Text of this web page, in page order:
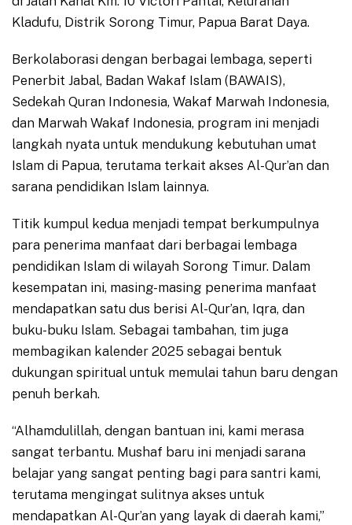
Kladufu, Distrik Sorong Timur, Papua Barat Daya.
Berkolaborasi dengan berbagai lembaga, seperti
Penerbit Jabal, Badan Wakaf Islam (BAWAIS),
Sedekah Quran Indonesia, Wakaf Marwah Indonesia,
dan Marwah Wakaf Indonesia, program ini menjadi
langkah nyata untuk mendukung kebutuhan umat
Islam di Papua, terutama terkait akses Al-Qur’an dan
sarana pendidikan Islam lainnya.
Titik kumpul kedua menjadi tempat berkumpulnya
para penerima manfaat dari berbagai lembaga
pendidikan Islam di wilayah Sorong Timur. Dalam
kesempatan ini, masing-masing penerima manfaat
mendapatkan satu dus berisi Al-Qur’an, Iqra, dan
buku-buku Islam. Sebagai tambahan, tim juga
membagikan kalender 2025 sebagai bentuk
dukungan spiritual untuk memulai tahun baru dengan
penuh berkah.
“Alhamdulillah, dengan bantuan ini, kami merasa
sangat terbantu. Mushaf baru ini menjadi sarana
belajar yang sangat penting bagi para santri kami,
terutama mengingat sulitnya akses untuk
mendapatkan Al-Qur’an yang layak di daerah kami,”